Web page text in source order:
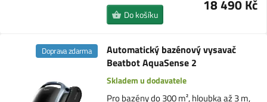
18 490 Kč
Do košíku
Automatický bazénový vysavač
Beatbot AquaSense 2
Doprava zdarma
Skladem u dodavatele
Pro bazény do 300 m², hloubka až 3 m,